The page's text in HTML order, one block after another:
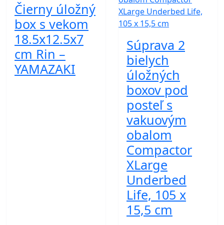
Čierny úložný
box s vekom
18.5x12.5x7
cm Rin –
YAMAZAKI
Súprava 2
bielych
úložných
boxov pod
posteľ s
vakuovým
obalom
Compactor
XLarge
Underbed
Life, 105 x
15,5 cm